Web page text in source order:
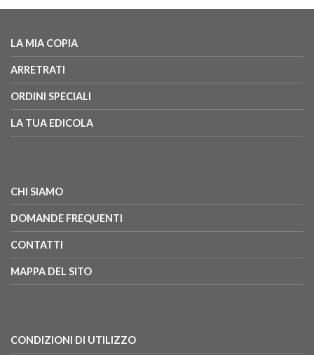
LA MIA COPIA
ARRETRATI
ORDINI SPECIALI
LA TUA EDICOLA
CHI SIAMO
DOMANDE FREQUENTI
CONTATTI
MAPPA DEL SITO
CONDIZIONI DI UTILIZZO